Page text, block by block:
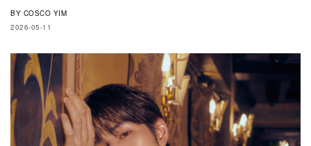
BY COSCO YIM
2026-05-11